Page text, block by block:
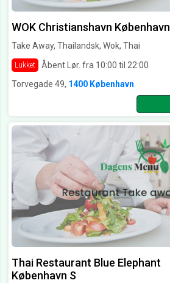
WOK Christianshavn København
Take Away, Thailandsk, Wok, Thai
Lukket
Åbent Lør. fra 10:00 til 22:00
Torvegade 49, 1400 København
Thai Restaurant Blue Elephant
København S